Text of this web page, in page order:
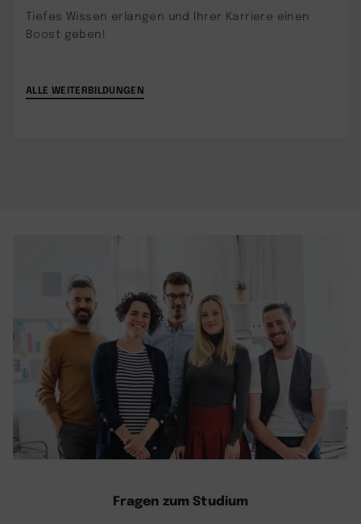
Tiefes Wissen erlangen und Ihrer Karriere einen
Boost geben!
ALLE WEITERBILDUNGEN
Fragen zum Studium